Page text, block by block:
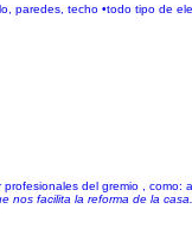
paredes, techo •todo tipo de
del gremio , como:
nos facilita la reforma de la